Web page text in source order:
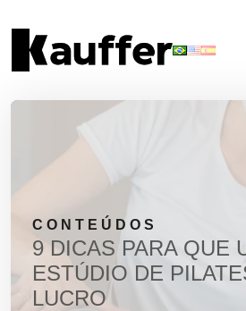
CONTEÚDOS
9 DICAS PARA QUE
ESTÚDIO DE
LUCRO